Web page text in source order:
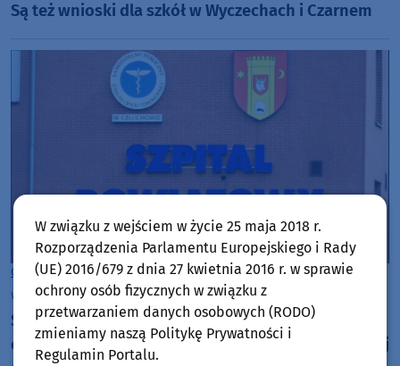
Są też wnioski dla szkół w Wyczechach i Czarnem
Człuchów
wtorek, 4 sierpnia 2026, 07:18
Sto łóżek to za mało. Władze powiatu
człuchowskiego przymierzają się do budowy nowej
W związku z wejściem w życie 25 maja 2018 r.
Rozporządzenia Parlamentu Europejskiego i Rady
(UE) 2016/679 z dnia 27 kwietnia 2016 r. w sprawie
ochrony osób fizycznych w związku z
przetwarzaniem danych osobowych (RODO)
zmieniamy naszą Politykę Prywatności i
Regulamin Portalu.